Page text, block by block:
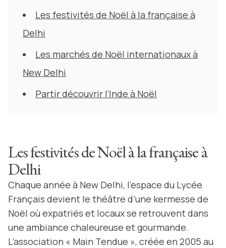
Les festivités de Noël à la française à
Delhi
Les marchés de Noël internationaux à
New Delhi
Partir découvrir l’Inde à Noël
Les festivités de Noël à la française à
Delhi
Chaque année à New Delhi, l’espace du Lycée
Français devient le théâtre d’une kermesse de
Noël où expatriés et locaux se retrouvent dans
une ambiance chaleureuse et gourmande.
L’association « Main Tendue », créée en 2005 au